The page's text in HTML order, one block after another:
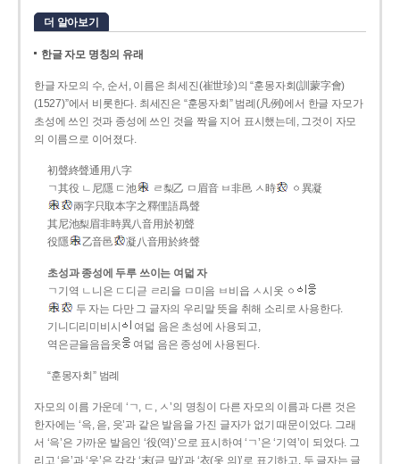
더 알아보기
한글 자모 명칭의 유래
한글 자모의 수, 순서, 이름은 최세진(崔世珍)의 “훈몽자회(訓蒙字會)
(1527)”에서 비롯한다. 최세진은 “훈몽자회” 범례(凡例)에서 한글 자모가
초성에 쓰인 것과 종성에 쓰인 것을 짝을 지어 표시했는데, 그것이 자모
의 이름으로 이어졌다.
初聲終聲通用八字
ㄱ其役 ㄴ尼隱 ㄷ池
ㄹ梨乙 ㅁ眉音 ㅂ非邑 ㅅ時
ㆁ異凝
兩字只取本字之釋俚語爲聲
其尼池梨眉非時異八音用於初聲
役隱
乙音邑 凝八音用於終聲
초성과 종성에 두루 쓰이는 여덟 자
ㄱ기역 ㄴ니은 ㄷ디귿 ㄹ리을 ㅁ미음 ㅂ비읍 ㅅ시옷 ㆁ
두 자는 다만 그 글자의 우리말 뜻을 취해 소리로 사용한다.
기니디리미비시
여덟 음은 초성에 사용되고,
역은귿을음읍옷
여덟 음은 종성에 사용된다.
“훈몽자회” 범례
자모의 이름 가운데 ‘ㄱ, ㄷ, ㅅ’의 명칭이 다른 자모의 이름과 다른 것은
한자에는 ‘윽, 읃, 읏’과 같은 발음을 가진 글자가 없기 때문이었다. 그래
서 ‘윽’은 가까운 발음인 ‘役(역)’으로 표시하여 ‘ㄱ’은 ‘기역’이 되었다. 그
리고 ‘읃’과 ‘읏’은 각각 ‘末(귿 말)’과 ‘衣(옷 의)’로 표기하고, 두 글자는 글